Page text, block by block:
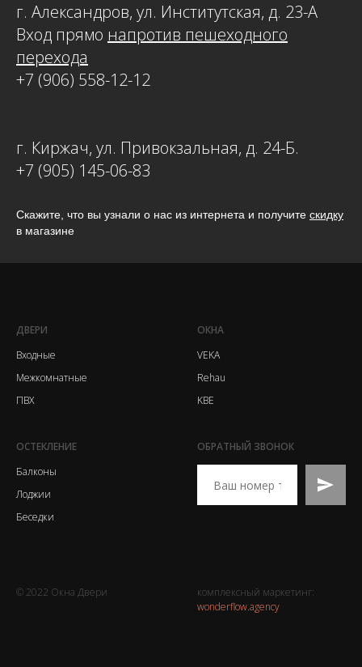
г. Александров, ул. Институтская, д. 23-А
Вход прямо напротив пешеходного
перехода
+7 (906) 558-12-12
г. Киржач, ул. Привокзальная, д. 24-Б.
+7 (905) 145-06-83
Скажите, что вы узнали о нас из интернета и получите скидку
в магазине
ДВЕРИ
Входные
Межкомнатные
ПВХ
ОКНА
VEKA
Rehau
KBE
ОСТЕКЛЕНИЕ
Балконы
Лоджии
Беседки
ОБРАТНЫЙ ЗВОНОК
© 2022 Окна Двери
комплексный маркетинг:
wonderflow.agency